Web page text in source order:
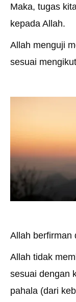
Maka, tugas
kepada Allah.
Allah menguji
sesuai
Allah berfirman
Allah tidak
sesuai dengan
pahala (dari